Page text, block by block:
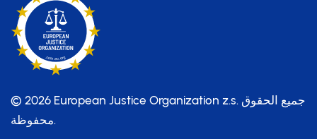
© 2026 European Justice Organization z.s. جميع الحقوق
محفوظة.